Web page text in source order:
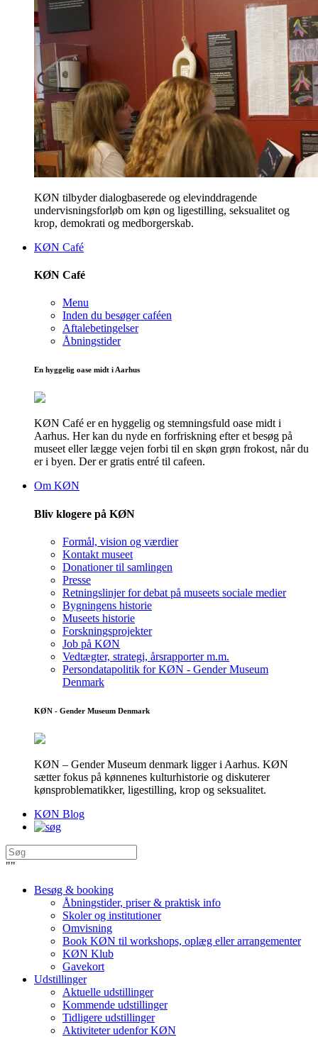
KØN tilbyder dialogbaserede og elevinddragende
undervisningsforløb om køn og ligestilling, seksualitet og
krop, demokrati og medborgerskab.
KØN Café
KØN Café
Menu
Inden du besøger caféen
Aftalebetingelser
Åbningstider
En hyggelig oase midt i Aarhus
KØN Café er en hyggelig og stemningsfuld oase midt i
Aarhus. Her kan du nyde en forfriskning efter et besøg på
museet eller lægge vejen forbi til en skøn grøn frokost, når du
er i byen. Der er gratis entré til cafeen.
Om KØN
Bliv klogere på KØN
Formål, vision og værdier
Kontakt museet
Donationer til samlingen
Presse
Retningslinjer for debat på museets sociale medier
Bygningens historie
Museets historie
Forskningsprojekter
Job på KØN
Vedtægter, strategi, årsrapporter m.m.
Persondatapolitik for KØN - Gender Museum
Denmark
KØN - Gender Museum Denmark
KØN – Gender Museum denmark ligger i Aarhus. KØN
sætter fokus på kønnenes kulturhistorie og diskuterer
kønsproblematikker, ligestilling, krop og seksualitet.
KØN Blog
""
Besøg & booking
Åbningstider, priser & praktisk info
Skoler og institutioner
Omvisning
Book KØN til workshops, oplæg eller arrangementer
KØN Klub
Gavekort
Udstillinger
Aktuelle udstillinger
Kommende udstillinger
Tidligere udstillinger
Aktiviteter udenfor KØN